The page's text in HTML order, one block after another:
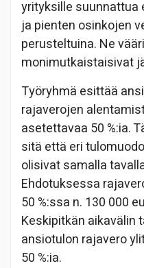
yrityksille suunnattua
ja pienten osinkojen
perusteltuina. Ne
monimutkaistaisivat
Työryhmä esittää
rajaverojen
asetettavaa 50 %:ia.
sitä että eri
olisivat samalla
Ehdotuksessa
50 %:ssa n. 130 000
Keskipitkän aikavälin
ansiotulon rajavero
50 %:ia.